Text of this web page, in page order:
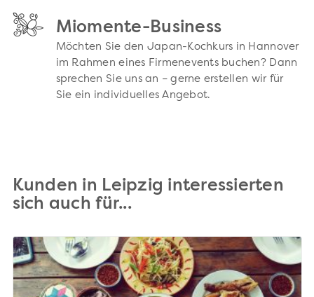
Miomente-Business
Möchten Sie den Japan-Kochkurs in Hannover
im Rahmen eines Firmenevents buchen? Dann
sprechen Sie uns an – gerne erstellen wir für
Sie ein individuelles Angebot.
Kunden in Leipzig interessierten
sich auch für...